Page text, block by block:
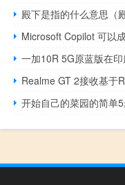
殿下是指的什么意思（
Microsoft Copilot 可以
一加10R 5G原蓝版在
开始自己的菜园的简单